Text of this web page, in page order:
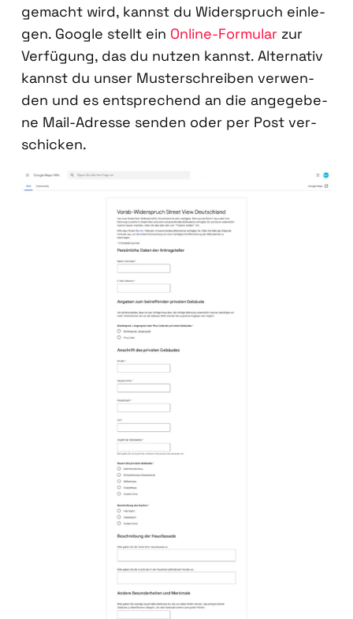
gemacht wird, kannst du Wider­spruch ein­le­
gen. Goog­le stellt ein Online-For­mu­lar zur
Ver­fü­gung, das du nut­zen kannst. Alter­na­tiv
kannst du unser Mus­ter­schrei­ben ver­wen­
den und es ent­spre­chend an die ange­ge­be­
ne Mail-Adres­se sen­den oder per Post ver­
schi­cken.